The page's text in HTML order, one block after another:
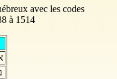
avec les codes
à 1514